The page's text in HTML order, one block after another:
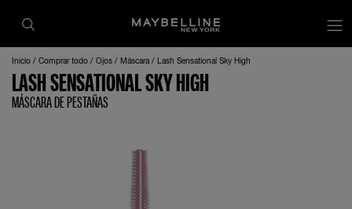
Inicio Comprar todo Ojos Máscara Lash Sensational Sky High
LASH SENSATIONAL SKY HIGH
MÁSCARA DE PESTAÑAS